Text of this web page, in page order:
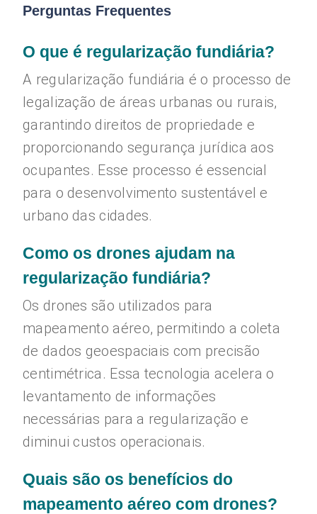
Perguntas Frequentes
O que é regularização fundiária?
A regularização fundiária é o processo de
legalização de áreas urbanas ou rurais,
garantindo direitos de propriedade e
proporcionando segurança jurídica aos
ocupantes. Esse processo é essencial
para o desenvolvimento sustentável e
urbano das cidades.
Como os drones ajudam na
regularização fundiária?
Os drones são utilizados para
mapeamento aéreo, permitindo a coleta
de dados geoespaciais com precisão
centimétrica. Essa tecnologia acelera o
levantamento de informações
necessárias para a regularização e
diminui custos operacionais.
Quais são os benefícios do
mapeamento aéreo com drones?